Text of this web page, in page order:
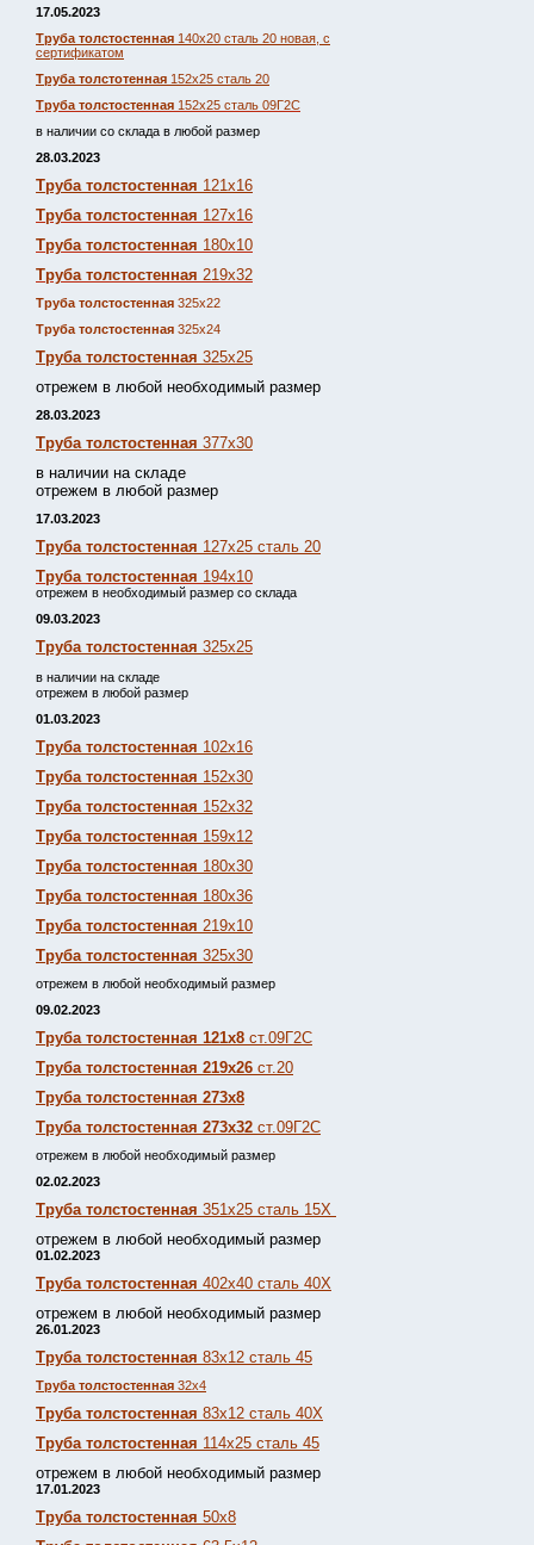
17.05.2023
Труба толстостенная 140х20 сталь 20 новая, с
сертификатом
Труба толстотенная 152х25 сталь 20
Труба толстостенная 152х25 сталь 09Г2С
в наличии со склада в любой размер
28.03.2023
Труба толстостенная 121х16
Труба толстостенная 127х16
Труба толстостенная 180х10
Труба толстостенная 219х32
Труба толстостенная 325х22
Труба толстостенная 325х24
Труба толстостенная 325х25
отрежем в любой необходимый размер
28.03.2023
Труба толстостенная 377х30
в наличии на складе
отрежем в любой размер
17.03.2023
Труба толстостенная 127х25 сталь 20
Труба толстостенная 194х10
отрежем в необходимый размер со склада
09.03.2023
Труба толстостенная 325х25
в наличии на складе
отрежем в любой размер
01.03.2023
Труба толстостенная 102х16
Труба толстостенная 152х30
Труба толстостенная 152х32
Труба толстостенная 159х12
Труба толстостенная 180х30
Труба толстостенная 180х36
Труба толстостенная 219х10
Труба толстостенная 325х30
отрежем в любой необходимый размер
09.02.2023
Труба толстостенная 121х8 ст.09Г2С
Труба толстостенная 219х26 ст.20
Труба толстостенная 273х8
Труба толстостенная 273х32 ст.09Г2С
отрежем в любой необходимый размер
02.02.2023
Труба толстостенная 351х25 сталь 15Х
отрежем в любой необходимый размер
01.02.2023
Труба толстостенная 402х40 сталь 40Х
отрежем в любой необходимый размер
26.01.2023
Труба толстостенная 83х12 сталь 45
Труба толстостенная 32х4
Труба толстостенная 83х12 сталь 40Х
Труба толстостенная 114х25 сталь 45
отрежем в любой необходимый размер
17.01.2023
Труба толстостенная 50х8